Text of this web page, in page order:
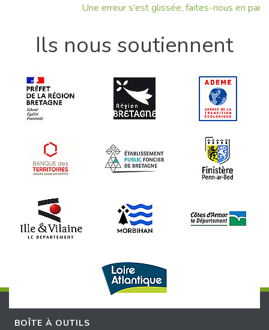
Une erreur s'est glissée, faites-nous en part !
Ils nous soutiennent
BOÎTE À OUTILS